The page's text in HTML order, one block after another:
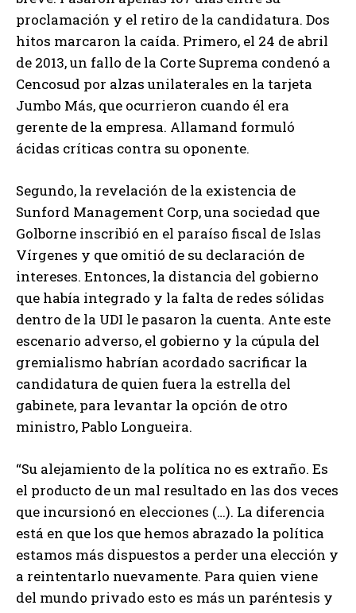
proclamación y el retiro de la candidatura. Dos
hitos marcaron la caída. Primero, el 24 de abril
de 2013, un fallo de la Corte Suprema condenó a
Cencosud por alzas unilaterales en la tarjeta
Jumbo Más, que ocurrieron cuando él era
gerente de la empresa. Allamand formuló
ácidas críticas contra su oponente.
Segundo, la revelación de la existencia de
Sunford Management Corp, una sociedad que
Golborne inscribió en el paraíso fiscal de Islas
Vírgenes y que omitió de su declaración de
intereses. Entonces, la distancia del gobierno
que había integrado y la falta de redes sólidas
dentro de la UDI le pasaron la cuenta. Ante este
escenario adverso, el gobierno y la cúpula del
gremialismo habrían acordado sacrificar la
candidatura de quien fuera la estrella del
gabinete, para levantar la opción de otro
ministro, Pablo Longueira.
“Su alejamiento de la política no es extraño. Es
el producto de un mal resultado en las dos veces
que incursionó en elecciones (…). La diferencia
está en que los que hemos abrazado la política
estamos más dispuestos a perder una elección y
a reintentarlo nuevamente. Para quien viene
del mundo privado esto es más un paréntesis y